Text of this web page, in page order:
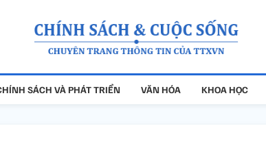
SÁCH VÀ PHÁT TRIỂN VĂN HÓA KHOA HỌC